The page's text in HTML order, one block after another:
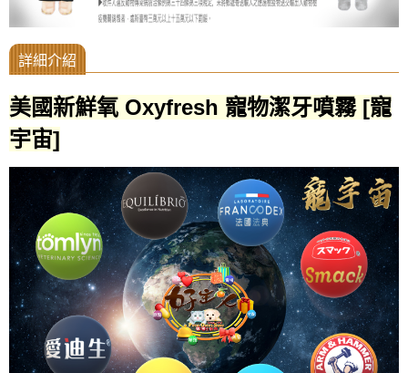
美國新鮮氧 Oxyfresh 寵物潔牙噴霧 [寵
宇宙]